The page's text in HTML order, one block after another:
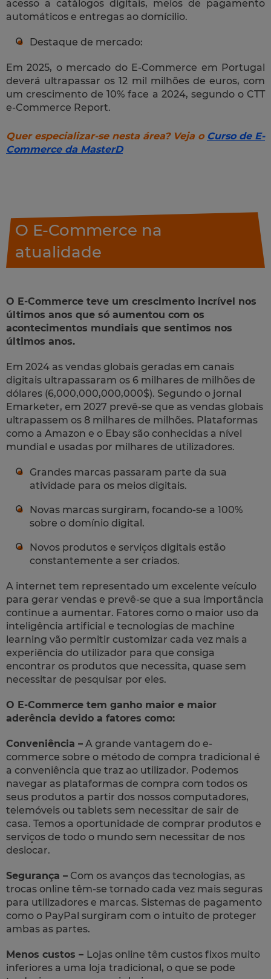
acesso a catálogos digitais, meios de pagamento
automáticos e entregas ao domícilio.
Destaque de mercado:
Em 2025, o mercado do E-Commerce em Portugal
deverá ultrapassar os 12 mil milhões de euros, com
um crescimento de 10% face a 2024, segundo o CTT
e-Commerce Report.
Quer especializar-se nesta área? Veja o Curso de E-
Commerce da MasterD
O E-Commerce na
atualidade
O E-Commerce teve um crescimento incrível nos
últimos anos que só aumentou com os
acontecimentos mundiais que sentimos nos
últimos anos.
Em 2024 as vendas globais geradas em canais
digitais ultrapassaram os 6 milhares de milhões de
dólares (6,000,000,000,000$). Segundo o jornal
Emarketer, em 2027 prevê-se que as vendas globais
ultrapassem os 8 milhares de milhões. Plataformas
como a Amazon e o Ebay são conhecidas a nível
mundial e usadas por milhares de utilizadores.
Grandes marcas passaram parte da sua
atividade para os meios digitais.
Novas marcas surgiram, focando-se a 100%
sobre o domínio digital.
Novos produtos e serviços digitais estão
constantemente a ser criados.
A internet tem representado um excelente veículo
para gerar vendas e prevê-se que a sua importância
continue a aumentar. Fatores como o maior uso da
inteligência artificial e tecnologias de machine
learning vão permitir customizar cada vez mais a
experiência do utilizador para que consiga
encontrar os produtos que necessita, quase sem
necessitar de pesquisar por eles.
O E-Commerce tem ganho maior e maior
aderência devido a fatores como:
Conveniência – A grande vantagem do e-
commerce sobre o método de compra tradicional é
a conveniência que traz ao utilizador. Podemos
navegar as plataformas de compra com todos os
seus produtos a partir dos nossos computadores,
telemóveis ou tablets sem necessitar de sair de
casa. Temos a oportunidade de comprar produtos e
serviços de todo o mundo sem necessitar de nos
deslocar.
Segurança – Com os avanços das tecnologias, as
trocas online têm-se tornado cada vez mais seguras
para utilizadores e marcas. Sistemas de pagamento
como o PayPal surgiram com o intuito de proteger
ambas as partes.
Menos custos – Lojas online têm custos fixos muito
inferiores a uma loja tradicional, o que se pode